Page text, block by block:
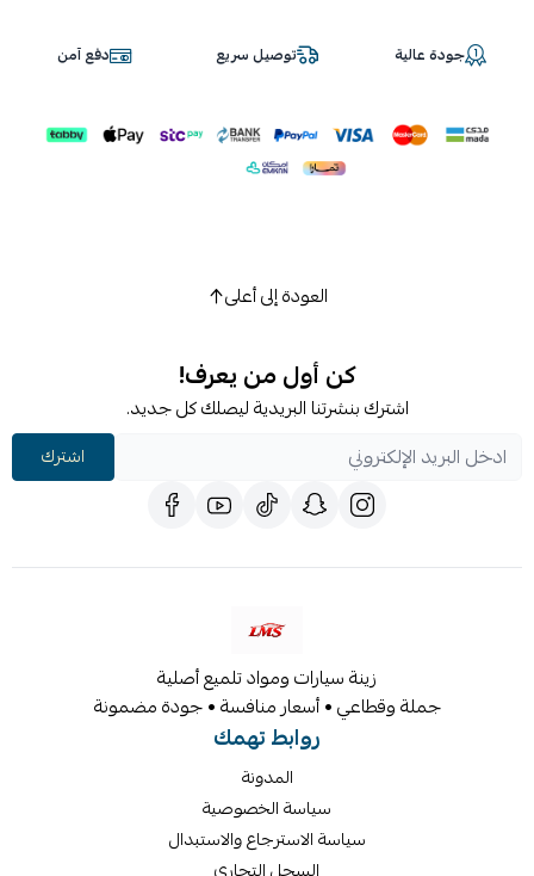
جودة عالية توصيل سريع دفع آمن
العودة إلى أعلى
كن أول من يعرف!
اشترك بنشرتنا البريدية ليصلك كل جديد.
اشترك
زينة سيارات ومواد تلميع أصلية
جملة وقطاعي • أسعار منافسة • جودة مضمونة
روابط تهمك
المدونة
سياسة الخصوصية
سياسة الاسترجاع والاستبدال